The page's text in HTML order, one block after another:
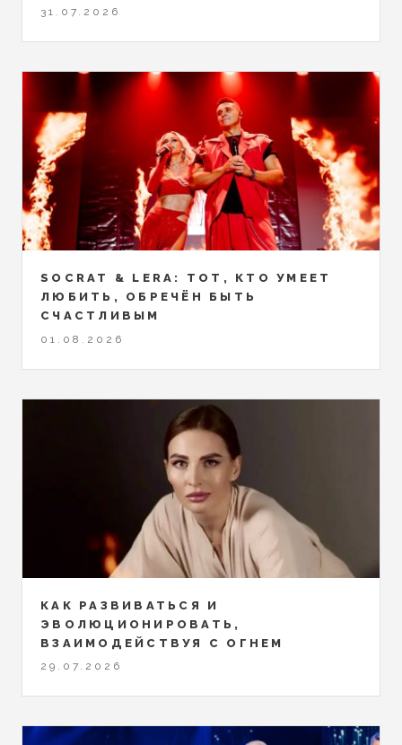
31.07.2026
SOCRAT & LERA: ТОТ, КТО УМЕЕТ
ЛЮБИТЬ, ОБРЕЧЁН БЫТЬ
СЧАСТЛИВЫМ
01.08.2026
КАК РАЗВИВАТЬСЯ И
ЭВОЛЮЦИОНИРОВАТЬ,
ВЗАИМОДЕЙСТВУЯ С ОГНЕМ
29.07.2026